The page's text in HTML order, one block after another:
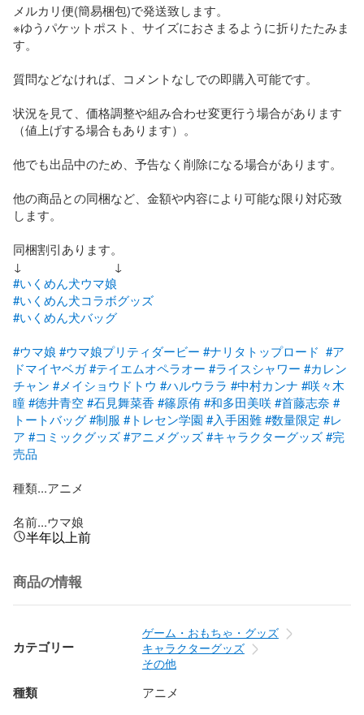
メルカリ便(簡易梱包)で発送致します。
※ゆうパケットポスト、サイズにおさまるように折りたたみま
す。
質問などなければ、コメントなしでの即購入可能です。
状況を見て、価格調整や組み合わせ変更行う場合があります
（値上げする場合もあります）。
他でも出品中のため、予告なく削除になる場合があります。
他の商品との同梱など、金額や内容により可能な限り対応致
します。
同梱割引あります。
#いくめん犬ウマ娘
#いくめん犬コラボグッズ
#いくめん犬バッグ
#ウマ娘 #ウマ娘プリティダービー #ナリタトップロード #ア
ドマイヤベガ#テイエムオペラオー #ライスシャワー #カレン
チャン #メイショウドトウ #ハルウララ #中村カンナ #咲々木
瞳#徳井青空#石見舞菜香 #篠原侑#和多田美咲#首藤志奈 #
トートバッグ#制服 #トレセン学園 #入手困難#数量限定 #レ
ア #コミックグッズ#アニメグッズ#キャラクターグッズ#完
売品
種類...アニメ
名前...ウマ娘
半年以上前
商品の情報
カテゴリー
ゲーム・おもちゃ・グッズ
キャラクターグッズ
その他
種類 アニメ